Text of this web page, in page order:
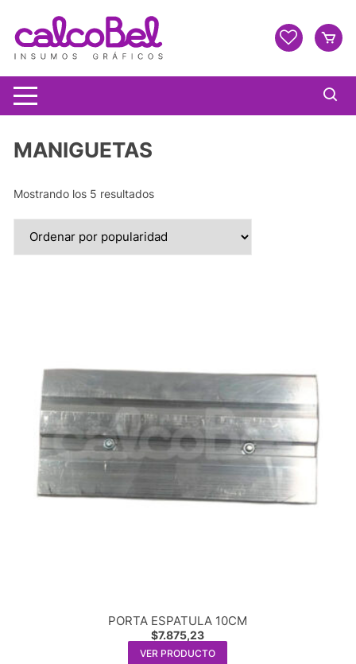
MANIGUETAS
Mostrando los 5 resultados
PORTA ESPATULA 10CM
$7.875,23
VER PRODUCTO